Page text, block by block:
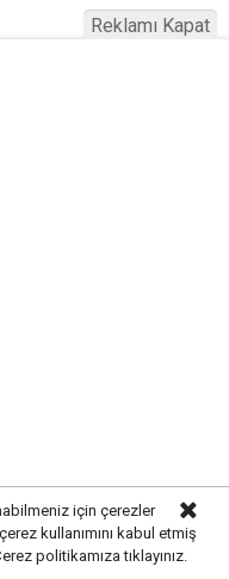
için çerezler
kullanımını kabul etmiş
politikamıza tıklayınız.
Reklamı Kapat